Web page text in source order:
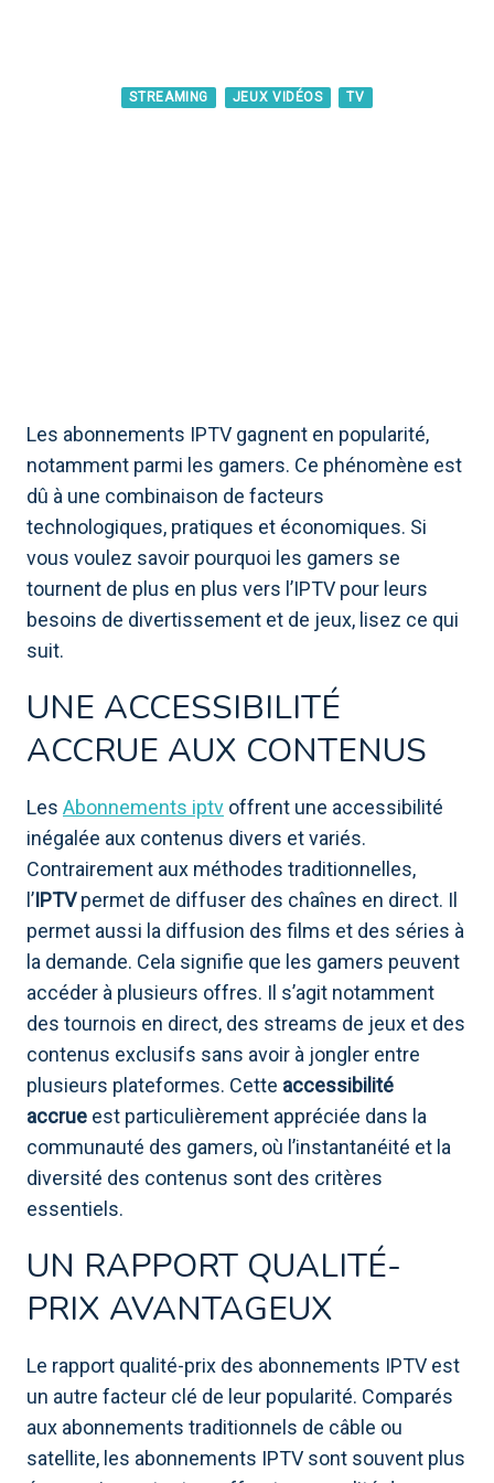
STREAMING JEUX VIDÉOS TV
Les abonnements IPTV gagnent en popularité,
notamment parmi les gamers. Ce phénomène est
dû à une combinaison de facteurs
technologiques, pratiques et économiques. Si
vous voulez savoir pourquoi les gamers se
tournent de plus en plus vers l’IPTV pour leurs
besoins de divertissement et de jeux, lisez ce qui
suit.
UNE ACCESSIBILITÉ
ACCRUE AUX CONTENUS
Les Abonnements iptv offrent une accessibilité
inégalée aux contenus divers et variés.
Contrairement aux méthodes traditionnelles,
l’IPTVpermet de diffuser des chaînes en direct. Il
permet aussi la diffusion des films et des séries à
la demande. Cela signifie que les gamers peuvent
accéder à plusieurs offres. Il s’agit notamment
des tournois en direct, des streams de jeux et des
contenus exclusifs sans avoir à jongler entre
plusieurs plateformes. Cette accessibilité
accrue est particulièrement appréciée dans la
communauté des gamers, où l’instantanéité et la
diversité des contenus sont des critères
essentiels.
UN RAPPORT QUALITÉ-
PRIX AVANTAGEUX
Le rapport qualité-prix des abonnements IPTV est
un autre facteur clé de leur popularité. Comparés
aux abonnements traditionnels de câble ou
satellite, les abonnements IPTV sont souvent plus